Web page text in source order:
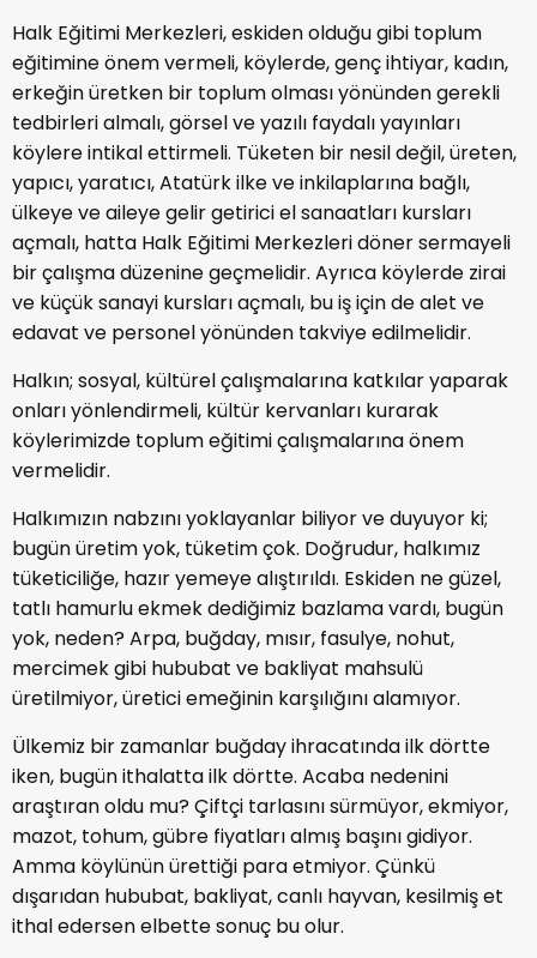
Halk Eğitimi Merkezleri, eskiden olduğu gibi toplum
eğitimine önem vermeli, köylerde, genç ihtiyar, kadın,
erkeğin üretken bir toplum olması yönünden gerekli
tedbirleri almalı, görsel ve yazılı faydalı yayınları
köylere intikal ettirmeli. Tüketen bir nesil değil, üreten,
yapıcı, yaratıcı, Atatürk ilke ve inkilaplarına bağlı,
ülkeye ve aileye gelir getirici el sanaatları kursları
açmalı, hatta Halk Eğitimi Merkezleri döner sermayeli
bir çalışma düzenine geçmelidir. Ayrıca köylerde zirai
ve küçük sanayi kursları açmalı, bu iş için de alet ve
edavat ve personel yönünden takviye edilmelidir.
Halkın; sosyal, kültürel çalışmalarına katkılar yaparak
onları yönlendirmeli, kültür kervanları kurarak
köylerimizde toplum eğitimi çalışmalarına önem
vermelidir.
Halkımızın nabzını yoklayanlar biliyor ve duyuyor ki;
bugün üretim yok, tüketim çok. Doğrudur, halkımız
tüketiciliğe, hazır yemeye alıştırıldı. Eskiden ne güzel,
tatlı hamurlu ekmek dediğimiz bazlama vardı, bugün
yok, neden? Arpa, buğday, mısır, fasulye, nohut,
mercimek gibi hububat ve bakliyat mahsulü
üretilmiyor, üretici emeğinin karşılığını alamıyor.
Ülkemiz bir zamanlar buğday ihracatında ilk dörtte
iken, bugün ithalatta ilk dörtte. Acaba nedenini
araştıran oldu mu? Çiftçi tarlasını sürmüyor, ekmiyor,
mazot, tohum, gübre fiyatları almış başını gidiyor.
Amma köylünün ürettiği para etmiyor. Çünkü
dışarıdan hububat, bakliyat, canlı hayvan, kesilmiş et
ithal edersen elbette sonuç bu olur.